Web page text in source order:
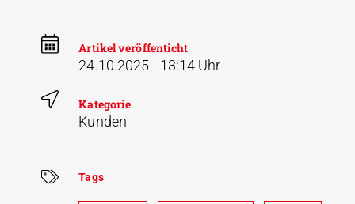
Artikel veröffenticht
24.10.2025 - 13:14 Uhr
Kategorie
Kunden
Tags